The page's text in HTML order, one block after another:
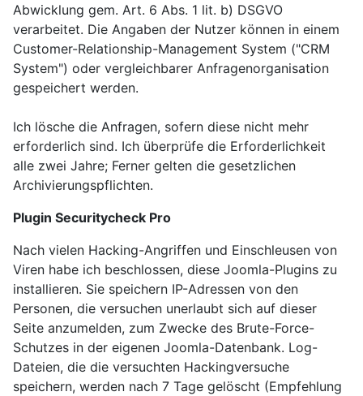
Abwicklung gem. Art. 6 Abs. 1 lit. b) DSGVO
verarbeitet. Die Angaben der Nutzer können in einem
Customer-Relationship-Management System ("CRM
System") oder vergleichbarer Anfragenorganisation
gespeichert werden.
Ich lösche die Anfragen, sofern diese nicht mehr
erforderlich sind. Ich überprüfe die Erforderlichkeit
alle zwei Jahre; Ferner gelten die gesetzlichen
Archivierungspflichten.
Plugin Securitycheck Pro
Nach vielen Hacking-Angriffen und Einschleusen von
Viren habe ich beschlossen, diese Joomla-Plugins zu
installieren. Sie speichern IP-Adressen von den
Personen, die versuchen unerlaubt sich auf dieser
Seite anzumelden, zum Zwecke des Brute-Force-
Schutzes in der eigenen Joomla-Datenbank. Log-
Dateien, die die versuchten Hackingversuche
speichern, werden nach 7 Tage gelöscht (Empfehlung